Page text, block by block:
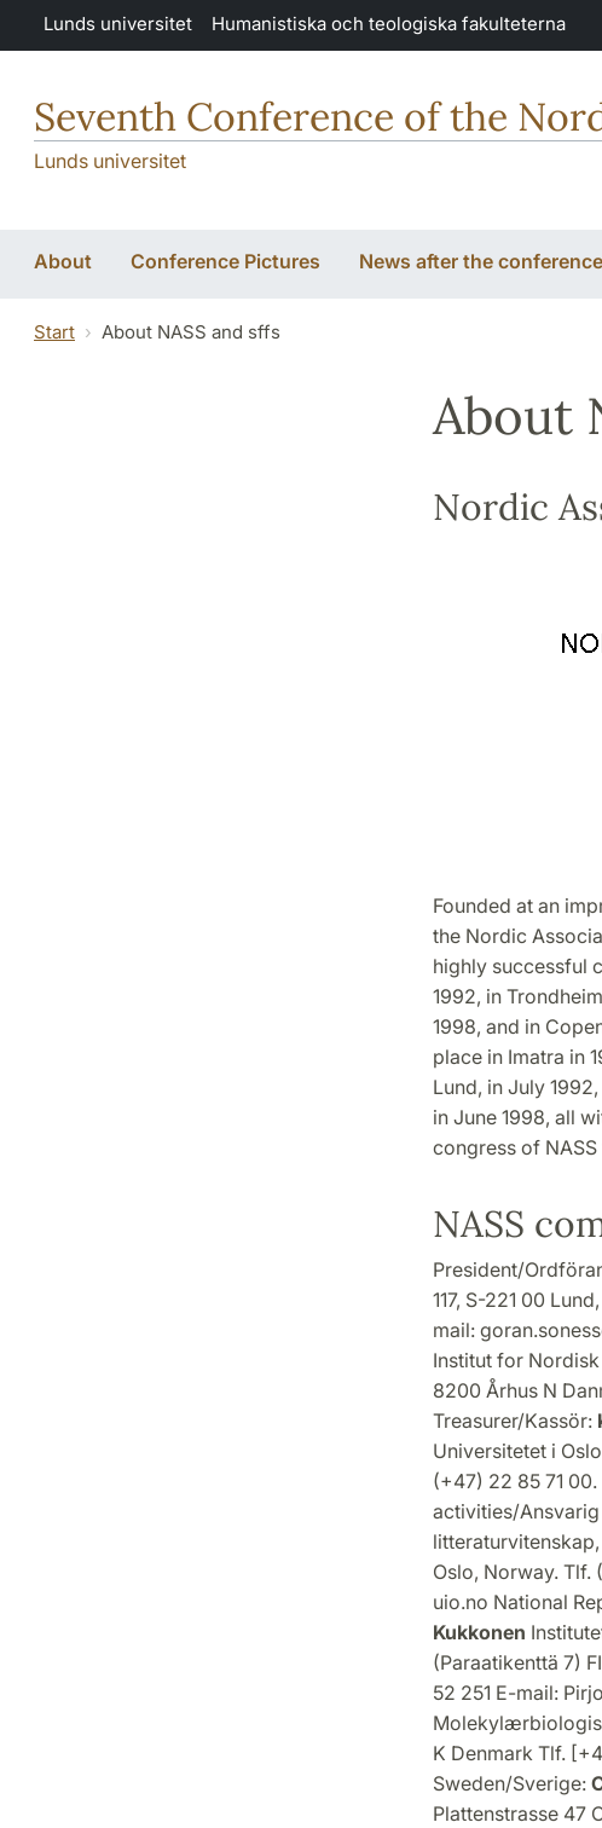
Hoppa till huvudinnehåll
Lunds universitet Humanistiska och teologiska fakulteterna
Seventh Conference of the
Lunds universitet
About Conference Pictures News after the conference
Start About NASS and sffs
About
Nordic
Founded at an
the Nordic
highly successful
1992, in
1998, and in
place in Imatra in
Lund, in July
in June 1998, all
congress of
NASS
President/
117, S-221 00
mail:
Institut for
8200 Århus N
Treasurer/Kassör:
Universitetet i
(+47) 22 85 71
activities/
Oslo, Norway. Tlf.
uio.no National
Kukkonen
(Paraatikenttä 7)
52 251 E-mail:
K Denmark Tlf.
Sweden/Sverige:
Plattenstrasse 47